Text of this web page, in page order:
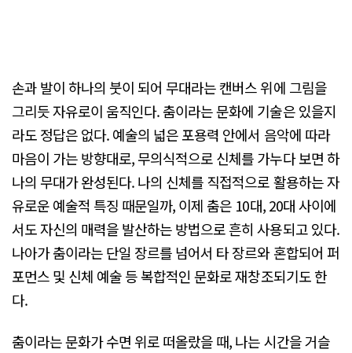
손과 발이 하나의 붓이 되어 무대라는 캔버스 위에 그림을
그리듯 자유로이 움직인다. 춤이라는 문화에 기술은 있을지
라도 정답은 없다. 예술의 넓은 포용력 안에서 음악에 따라
마음이 가는 방향대로, 무의식적으로 신체를 가누다 보면 하
나의 무대가 완성된다. 나의 신체를 직접적으로 활용하는 자
유로운 예술적 특징 때문일까, 이제 춤은 10대, 20대 사이에
서도 자신의 매력을 발산하는 방법으로 흔히 사용되고 있다.
나아가 춤이라는 단일 장르를 넘어서 타 장르와 혼합되어 퍼
포먼스 및 신체 예술 등 복합적인 문화로 재창조되기도 한
다.
춤이라는 문화가 수면 위로 떠올랐을 때, 나는 시간을 거슬